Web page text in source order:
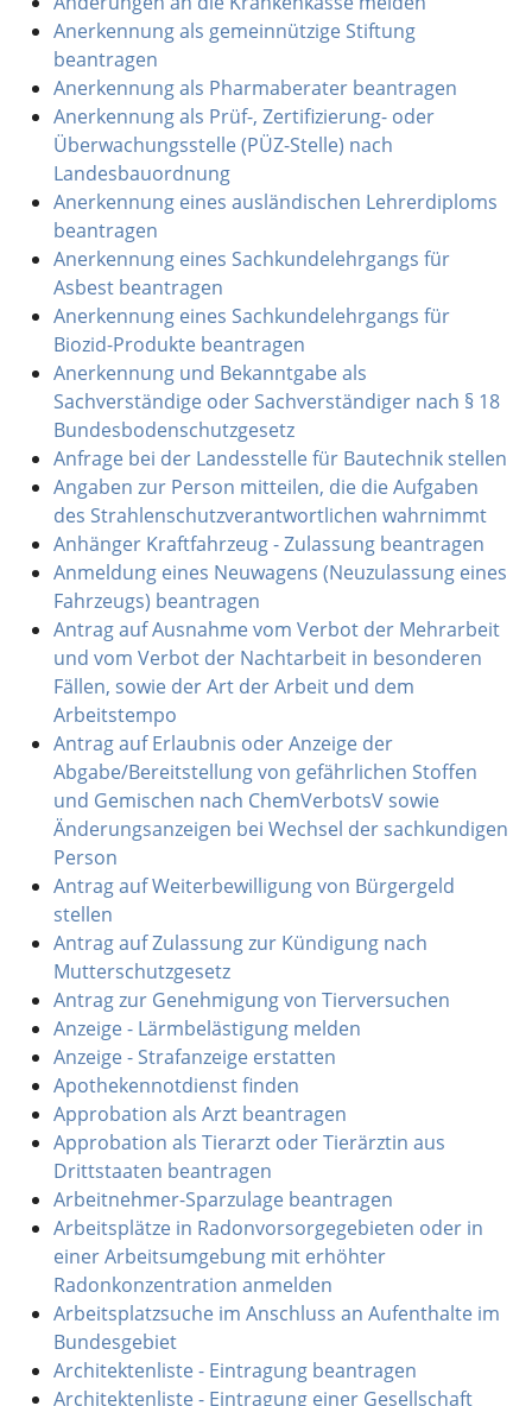
Anerkennung als gemeinnützige Stiftung
beantragen
Anerkennung als Pharmaberater beantragen
Anerkennung als Prüf-, Zertifizierung- oder
Überwachungsstelle (PÜZ-Stelle) nach
Landesbauordnung
Anerkennung eines ausländischen Lehrerdiploms
beantragen
Anerkennung eines Sachkundelehrgangs für
Asbest beantragen
Anerkennung eines Sachkundelehrgangs für
Biozid-Produkte beantragen
Anerkennung und Bekanntgabe als
Sachverständige oder Sachverständiger nach § 18
Bundesbodenschutzgesetz
Anfrage bei der Landesstelle für Bautechnik stellen
Angaben zur Person mitteilen, die die Aufgaben
des Strahlenschutzverantwortlichen wahrnimmt
Anhänger Kraftfahrzeug - Zulassung beantragen
Anmeldung eines Neuwagens (Neuzulassung eines
Fahrzeugs) beantragen
Antrag auf Ausnahme vom Verbot der Mehrarbeit
und vom Verbot der Nachtarbeit in besonderen
Fällen, sowie der Art der Arbeit und dem
Arbeitstempo
Antrag auf Erlaubnis oder Anzeige der
Abgabe/Bereitstellung von gefährlichen Stoffen
und Gemischen nach ChemVerbotsV sowie
Änderungsanzeigen bei Wechsel der sachkundigen
Person
Antrag auf Weiterbewilligung von Bürgergeld
stellen
Antrag auf Zulassung zur Kündigung nach
Mutterschutzgesetz
Antrag zur Genehmigung von Tierversuchen
Anzeige - Lärmbelästigung melden
Anzeige - Strafanzeige erstatten
Apothekennotdienst finden
Approbation als Arzt beantragen
Approbation als Tierarzt oder Tierärztin aus
Drittstaaten beantragen
Arbeitnehmer-Sparzulage beantragen
Arbeitsplätze in Radonvorsorgegebieten oder in
einer Arbeitsumgebung mit erhöhter
Radonkonzentration anmelden
Arbeitsplatzsuche im Anschluss an Aufenthalte im
Bundesgebiet
Architektenliste - Eintragung beantragen
Architektenliste - Eintragung einer Gesellschaft